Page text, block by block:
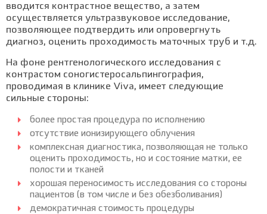
вводится контрастное вещество, а затем
осуществляется ультразвуковое исследование,
позволяющее подтвердить или опровергнуть
диагноз, оценить проходимость маточных труб и т.д.
На фоне рентгенологического исследования с
контрастом соногистеросальпингография,
проводимая в клинике Viva, имеет следующие
сильные стороны:
более простая процедура по исполнению
отсутствие ионизирующего облучения
комплексная диагностика, позволяющая не только
оценить проходимость, но и состояние матки, ее
полости и тканей
хорошая переносимость исследования со стороны
пациентов (в том числе и без обезболивания)
демократичная стоимость процедуры